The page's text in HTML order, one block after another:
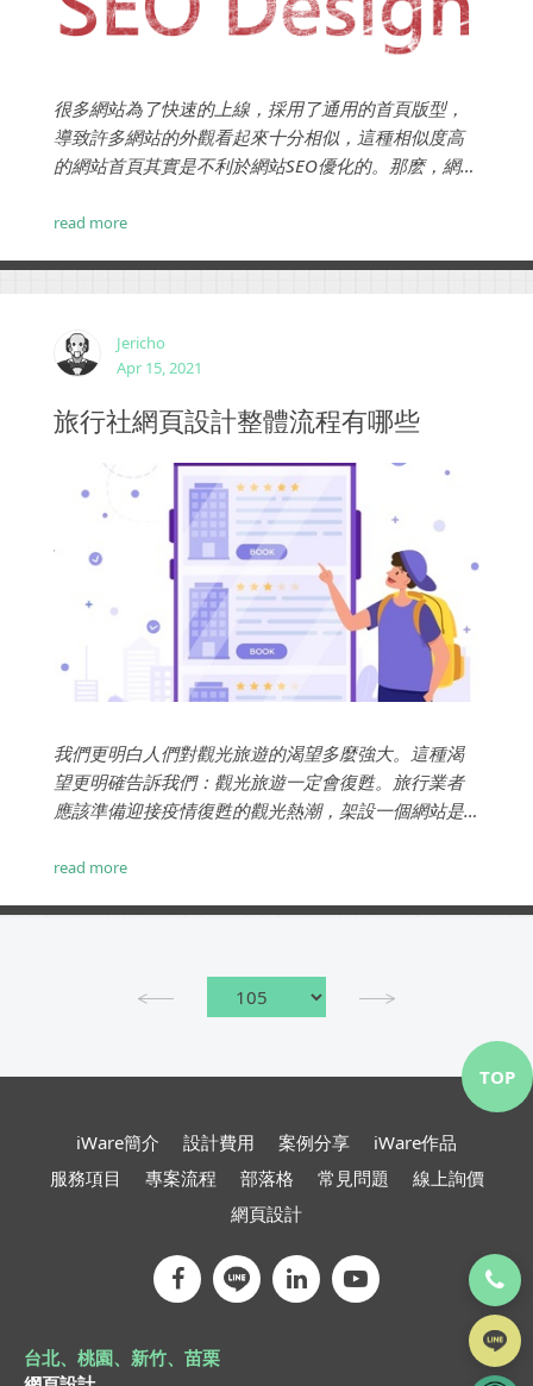
很多網站為了快速的上線，採用了通用的首頁版型，
導致許多網站的外觀看起來十分相似，這種相似度高
的網站首頁其實是不利於網站SEO優化的。那麽，網站
產業與架構決定風格，做出了基礎架構之後，再來評
read more
Jericho
Apr 15, 2021
旅行社網頁設計整體流程有哪些
我們更明白人們對觀光旅遊的渴望多麼強大。這種渴
望更明確告訴我們：觀光旅遊一定會復甦。旅行業者
應該準備迎接疫情復甦的觀光熱潮，架設一個網站是
約，或是純粹的想要營造出一個有質感的旅遊形象網
read more
iWare簡介 設計費用 案例分享
iWare作品
服務項目
專案流程 部落格 常見問題
線上詢價
網頁設計
台北、桃園、新竹、苗栗
TOP